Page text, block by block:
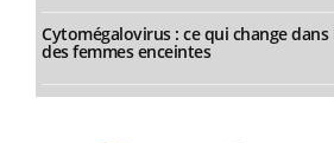
Cytomégalovirus : ce qui change dans
des femmes enceintes